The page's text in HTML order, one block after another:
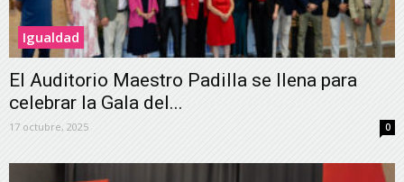
Igualdad
El Auditorio Maestro Padilla se llena para
celebrar la Gala del...
17 octubre, 2025 0